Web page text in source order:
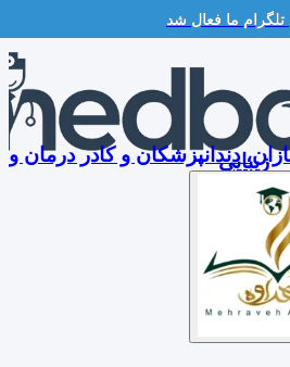
تلگرام ما فعال شد
دندانپزشکان و کادر درمان وزیبایی